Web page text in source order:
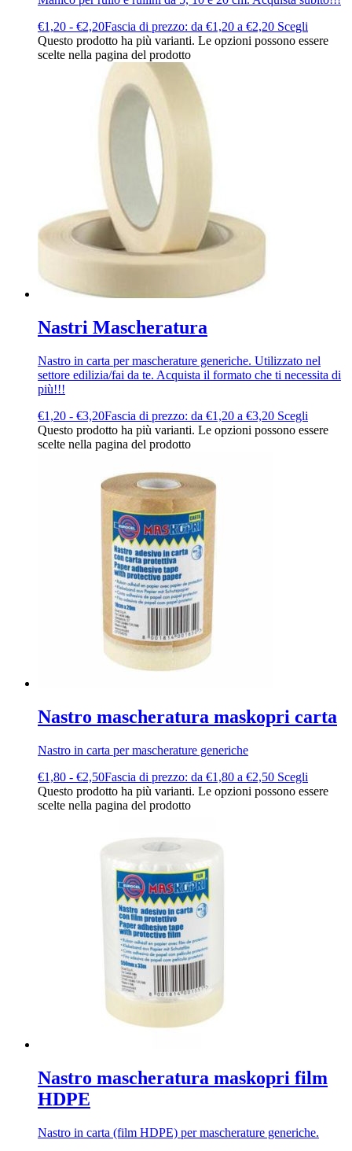
€1,20 - €2,20Fascia di prezzo: da €1,20 a €2,20 Scegli
Questo prodotto ha più varianti. Le opzioni possono essere
scelte nella pagina del prodotto
Nastri Mascheratura
Nastro in carta per mascherature generiche. Utilizzato nel
settore edilizia/fai da te. Acquista il formato che ti necessita di
più!!!
€1,20 - €3,20Fascia di prezzo: da €1,20 a €3,20 Scegli
Questo prodotto ha più varianti. Le opzioni possono essere
scelte nella pagina del prodotto
Nastro mascheratura maskopri carta
Nastro in carta per mascherature generiche
€1,80 - €2,50Fascia di prezzo: da €1,80 a €2,50 Scegli
Questo prodotto ha più varianti. Le opzioni possono essere
scelte nella pagina del prodotto
Nastro mascheratura maskopri film
HDPE
Nastro in carta (film HDPE) per mascherature generiche.